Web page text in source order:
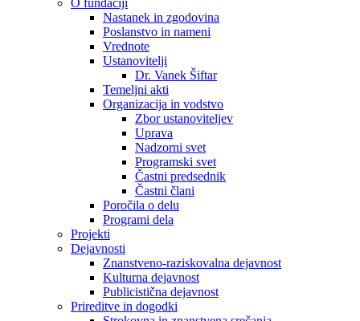
Nastanek in zgodovina
Poslanstvo in nameni
Vrednote
Ustanovitelji
Dr. Vanek Šiftar
Temeljni akti
Organizacija in vodstvo
Zbor ustanoviteljev
Uprava
Nadzorni svet
Programski svet
Častni predsednik
Častni člani
Poročila o delu
Programi dela
Projekti
Dejavnosti
Znanstveno-raziskovalna dejavnost
Kulturna dejavnost
Publicistična dejavnost
Prireditve in dogodki